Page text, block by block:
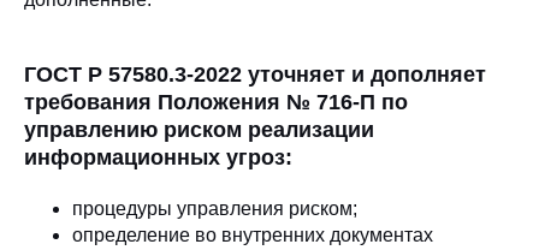
ГОСТ Р 57580.3-2022 уточняет и дополняет
требования Положения № 716-П по
управлению риском реализации
информационных угроз:
процедуры управления риском;
определение во внутренних документах